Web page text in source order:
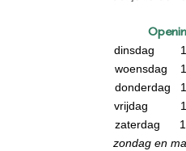
dinsdag
woensdag
donderdag
vrijdag
zaterdag
zondag en